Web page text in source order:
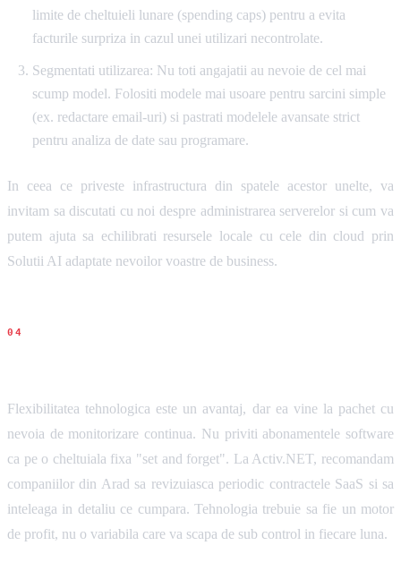
limite de cheltuieli lunare (spending caps) pentru a evita
facturile surpriza in cazul unei utilizari necontrolate.
Segmentati utilizarea: Nu toti angajatii au nevoie de cel mai
scump model. Folositi modele mai usoare pentru sarcini simple
(ex. redactare email-uri) si pastrati modelele avansate strict
pentru analiza de date sau programare.
In ceea ce priveste infrastructura din spatele acestor unelte, va
invitam sa discutati cu noi despre administrarea serverelor si cum va
putem ajuta sa echilibrati resursele locale cu cele din cloud prin
Solutii AI adaptate nevoilor voastre de business.
Flexibilitatea tehnologica este un avantaj, dar ea vine la pachet cu
nevoia de monitorizare continua. Nu priviti abonamentele software
ca pe o cheltuiala fixa "set and forget". La Activ.NET, recomandam
companiilor din Arad sa revizuiasca periodic contractele SaaS si sa
inteleaga in detaliu ce cumpara. Tehnologia trebuie sa fie un motor
de profit, nu o variabila care va scapa de sub control in fiecare luna.